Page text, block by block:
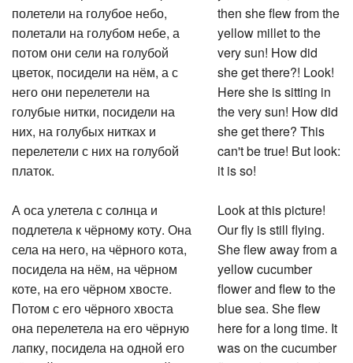
полетели на голубое небо,
полетали на голубом небе, а
потом они сели на голубой
цветок, посидели на нём, а с
него они перелетели на
голубые нитки, посидели на
них, на голубых нитках и
перелетели с них на голубой
платок.
А оса улетела с солнца и
подлетела к чёрному коту. Она
села на него, на чёрного кота,
посидела на нём, на чёрном
коте, на его чёрном хвосте.
Потом с его чёрного хвоста
она перелетела на его чёрную
лапку, посидела на одной его
then she flew from the
yellow millet to the
very sun! How did
she get there?! Look!
Here she is sitting in
the very sun! How did
she get there? This
can't be true! But look:
it is so!
Look at this picture!
Our fly is still flying.
She flew away from a
yellow cucumber
flower and flew to the
blue sea. She flew
here for a long time. It
was on the cucumber